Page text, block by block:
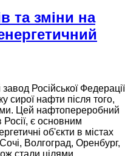
та зміни на
Російської Федерації
сирої нафти після того,
Цей нафтопереробний
є основним
об'єкти в містах
Волгоград, Оренбург,
стали цілями